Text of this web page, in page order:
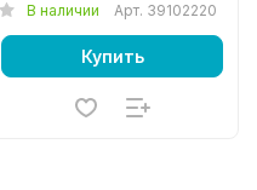
В наличии Арт. 39102220
Купить